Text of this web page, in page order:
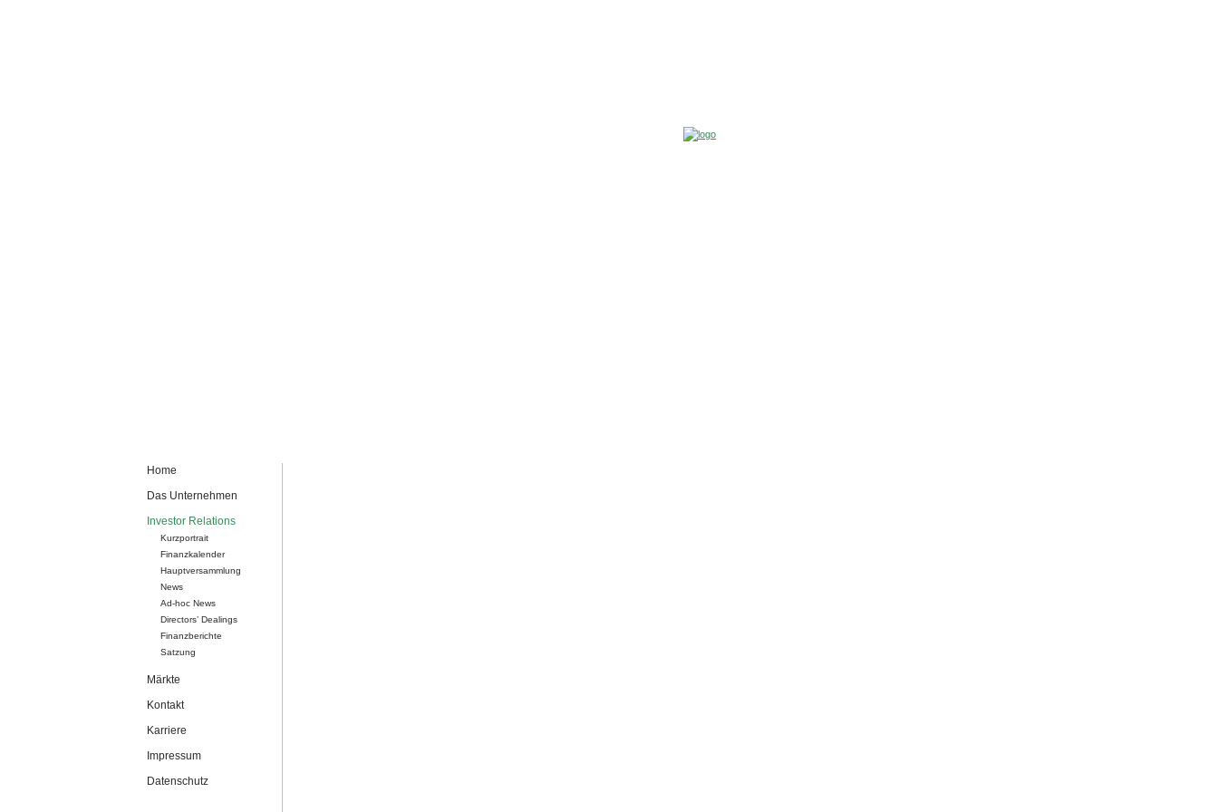
Navigation
Home
Das Unternehmen
Investor Relations
Kurzportrait
Finanzkalender
Hauptversammlung
News
Ad-hoc News
Directors’ Dealings
Finanzberichte
Satzung
Märkte
Kontakt
Karriere
Impressum
Datenschutz